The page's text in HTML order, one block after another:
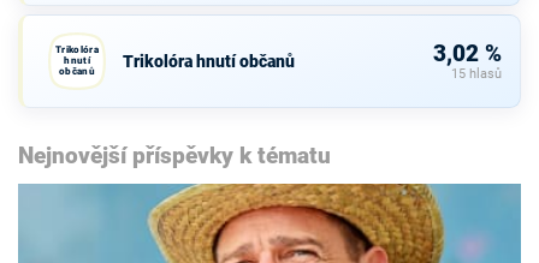
Trikolóra
hnutí
občanů
Trikolóra hnutí občanů 3,02 %
15 hlasů
Nejnovější příspěvky k tématu